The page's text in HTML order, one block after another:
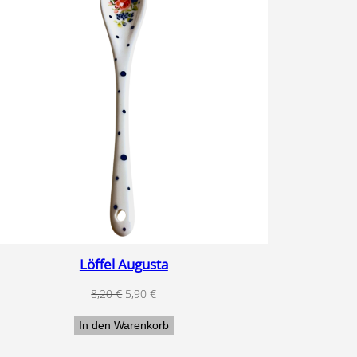
Löffel Augusta
8,20€ Ursprünglicher
war:
5,90€Aktueller
ist:
In den Warenkorb